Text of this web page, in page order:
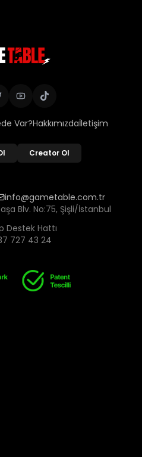
Var?Hakkımızdaİletişim
Creator Ol
info@gametable.com.tr
Blv. No:75, Şişli/İstanbul
Destek Hattı
727 43 24